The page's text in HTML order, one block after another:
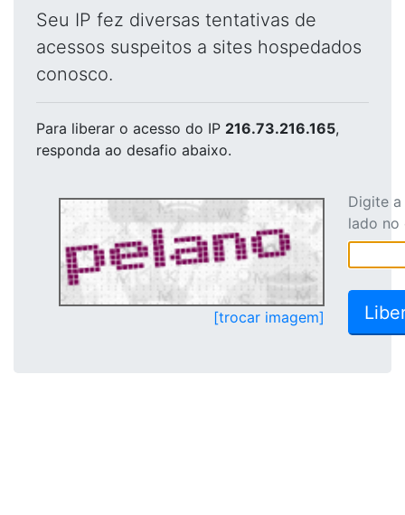
Seu IP fez diversas tentativas de
acessos suspeitos a sites hospedados
conosco.
Para liberar o acesso do IP 216.73.216.165,
responda ao desafio abaixo.
[trocar imagem]
Digite
lado no